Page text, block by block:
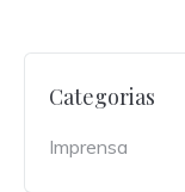
Categorias
Imprensa